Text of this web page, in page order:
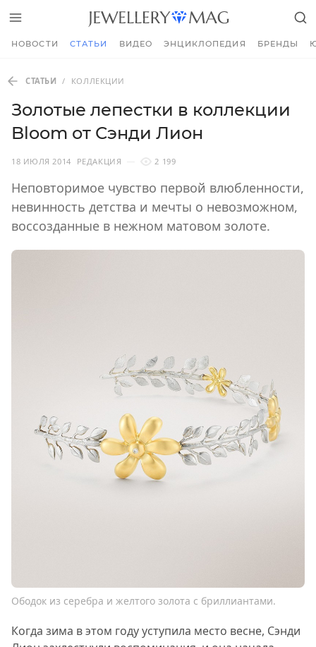
НОВОСТИ СТАТЬИ ВИДЕО ЭНЦИКЛОПЕДИЯ БРЕНДЫ
СТАТЬИ / КОЛЛЕКЦИИ
Золотые лепестки в коллекции
Bloom от Сэнди Лион
18 ИЮЛЯ 2014 РЕДАКЦИЯ 2 199
Неповторимое чувство первой влюбленности,
невинность детства и мечты о невозможном,
воссозданные в нежном матовом золоте.
Ободок из серебра и желтого золота с бриллиантами.
Когда зима в этом году уступила место весне, Сэнди